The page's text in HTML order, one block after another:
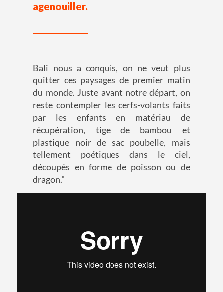
agenouiller.
Bali nous a conquis, on ne veut plus
quitter ces paysages de premier matin
du monde. Juste avant notre départ, on
reste contempler les cerfs-volants faits
par les enfants en matériau de
récupération, tige de bambou et
plastique noir de sac poubelle, mais
tellement poétiques dans le ciel,
découpés en forme de poisson ou de
dragon."